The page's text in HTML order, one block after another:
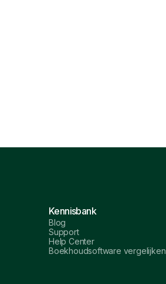
Kennisbank
Blog
Support
Help Center
Boekhoudsoftware vergelijken